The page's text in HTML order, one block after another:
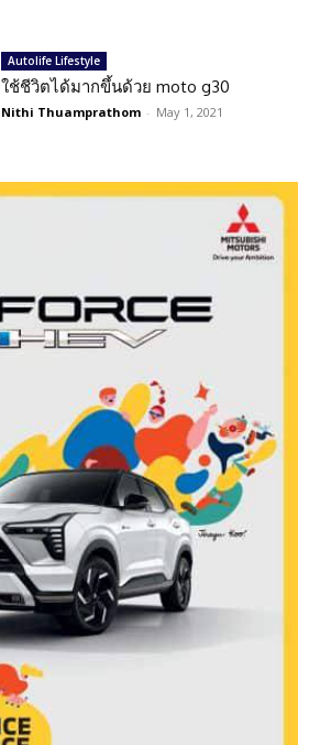
Autolife Lifestyle
ใช้ชีวิตได้มากขึ้นด้วย moto g30
Nithi Thuamprathom - May 1, 2021